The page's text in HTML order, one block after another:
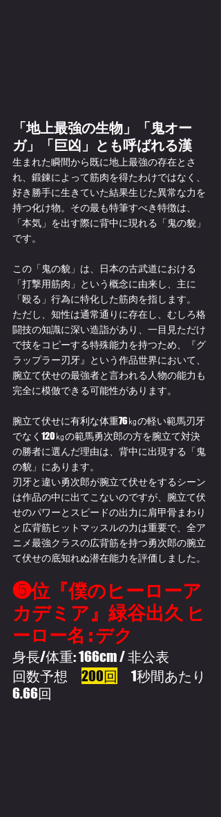
「地上最強の生物」「鬼オー
ガ」「巨凶」とも呼ばれる漢
生まれた瞬間から既に地上最強の存在とさ
れ、鍛錬によって筋肉を得たわけではなく、
好き勝手に生きていた結果生じた異常な力を
持つ化け物。その最も特筆すべき特徴は、
「本気」を出す際に背中に現れる「鬼の貌」
です。
この「鬼の貌」は、日本の古武道における
「打撃用筋肉」という概念に由来し、主に
「殴る」行為に特化した筋肉を指します。
ただし、知性は通常通りに存在し、むしろ格
闘技の知識に深い造詣があり、一目見ただけ
で技をコピーする特殊能力を持つため、『グ
ラップラー刃牙』という作品世界において、
腕立て伏せの最強者と言われる人物の能力も
完全に模倣できる可能性があります。
腕立て伏せに有利な体重76㎏の軽い範馬刃牙
でなく120㎏の範馬勇次郎の方を腕立て対決
の勝者に選んだ理由は、背中に出現する「鬼
の貌」にあります。
刃牙と違い勇次郎が腕立て伏せをするシーン
は作品の中に出てこないのですが、腕立て伏
せのパワーとスピードの出力に肩甲骨まわり
と広背筋ヒットマッスルの力は重要で、全ア
ニメ最強クラスの広背筋を持つ勇次郎の腕立
て伏せの底知れぬ潜在能力を評価しました。
❺位『僕のヒーローア
カデミア』緑谷出久 ヒ
ーロー名 : デク
身長/体重: 166cm / 非公表
回数予想 200回 1秒間あたり
6.66回